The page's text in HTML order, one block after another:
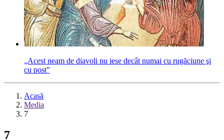
„Acest neam de diavoli nu iese decât numai cu rugăciune şi
cu post”
Acasă
Media
7
7